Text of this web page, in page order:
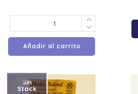
Añadir al carrito
Sin
Stock